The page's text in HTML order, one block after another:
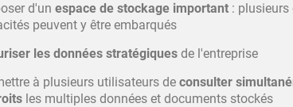
d'un espace de stockage important : plusieurs
peuvent y être embarqués
les données stratégiques de l'entreprise
à plusieurs utilisateurs de consulter
les multiples données et documents stockés